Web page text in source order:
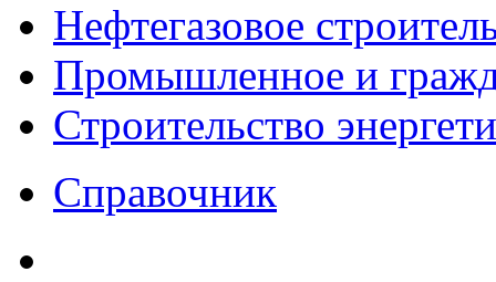
Нефтегазовое
Промышленное и
Строительство
Справочник